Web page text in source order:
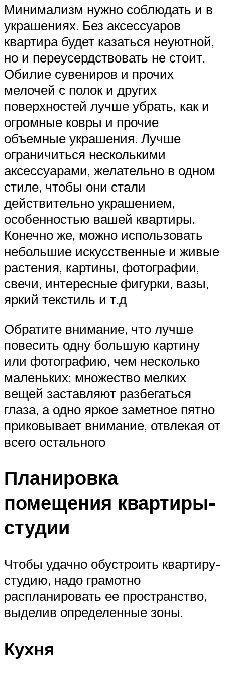
Минимализм нужно соблюдать и в
украшениях. Без аксессуаров
квартира будет казаться неуютной,
но и переусердствовать не стоит.
Обилие сувениров и прочих
мелочей с полок и других
поверхностей лучше убрать, как и
огромные ковры и прочие
объемные украшения. Лучше
ограничиться несколькими
аксессуарами, желательно в одном
стиле, чтобы они стали
действительно украшением,
особенностью вашей квартиры.
Конечно же, можно использовать
небольшие искусственные и живые
растения, картины, фотографии,
свечи, интересные фигурки, вазы,
яркий текстиль и т.д
Обратите внимание, что лучше
повесить одну большую картину
или фотографию, чем несколько
маленьких: множество мелких
вещей заставляют разбегаться
глаза, а одно яркое заметное пятно
приковывает внимание, отвлекая от
всего остального
Планировка
помещения квартиры-
студии
Чтобы удачно обустроить квартиру-
студию, надо грамотно
распланировать ее пространство,
выделив определенные зоны.
Кухня